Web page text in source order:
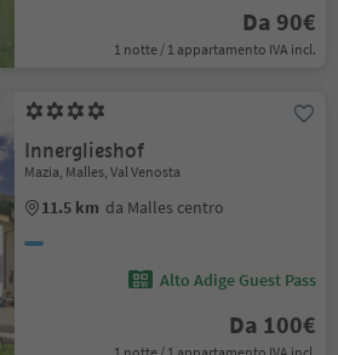
Da 90€
1 notte / 1 appartamento IVA incl.
Innerglieshof
Mazia, Malles, Val Venosta
11.5 km da Malles centro
Alto Adige Guest Pass
Da 100€